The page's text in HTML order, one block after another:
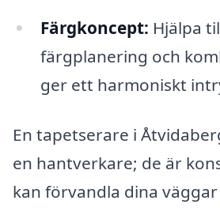
Färgkoncept: Hjälpa
färgplanering och
ger ett harmoniskt
En tapetserare i
en hantverkare; de är
kan förvandla dina